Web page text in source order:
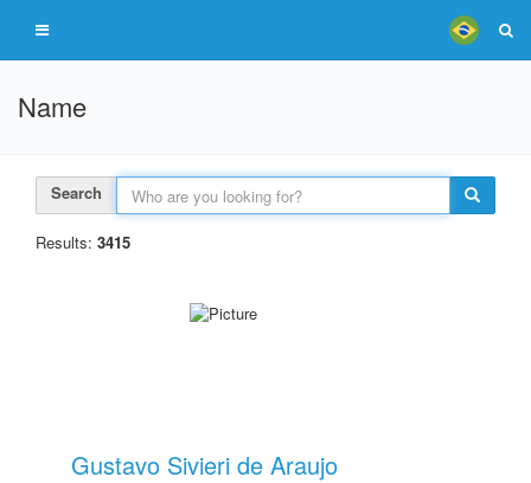
Name
Search
Results: 3415
Gustavo Sivieri de Araujo